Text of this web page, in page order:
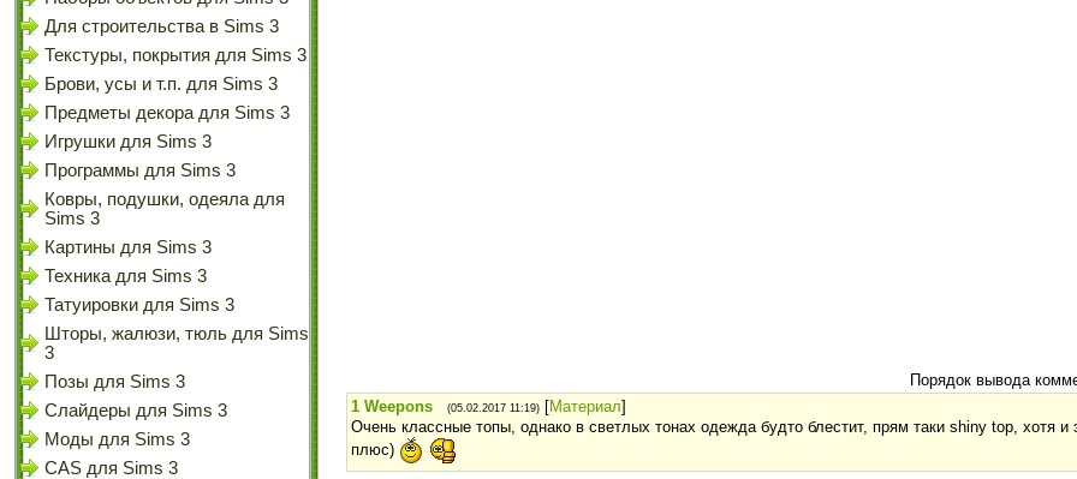
Для строительства в Sims 3
Текстуры, покрытия для Sims 3
Брови, усы и т.п. для Sims 3
Предметы декора для Sims 3
Игрушки для Sims 3
Программы для Sims 3
Ковры, подушки, одеяла для
Sims 3
Картины для Sims 3
Техника для Sims 3
Татуировки для Sims 3
Шторы, жалюзи, тюль для Sims
3
Позы для Sims 3
Слайдеры для Sims 3
Моды для Sims 3
CAS для Sims 3
Порядок вывода
1 Weepons (05.02.2017 11:19) [Материал]
Очень классные топы, однако в светлых тонах одежда будто блестит, прям таки shiny top, хотя и
плюс)